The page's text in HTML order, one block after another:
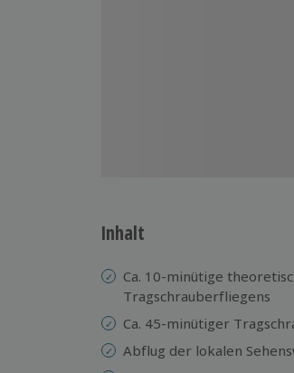
Inhalt
Ca. 10-minütige
Tragschrauberfliegens
Ca. 45-minütiger
Abflug der lokalen